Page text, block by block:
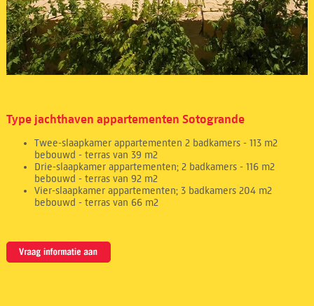
Type jachthaven appartementen Sotogrande
Twee-slaapkamer appartementen 2 badkamers - 113 m2
bebouwd - terras van 39 m2
Drie-slaapkamer appartementen; 2 badkamers - 116 m2
bebouwd - terras van 92 m2
Vier-slaapkamer appartementen; 3 badkamers 204 m2
bebouwd - terras van 66 m2